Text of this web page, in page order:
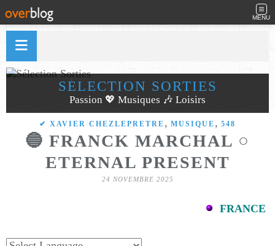
MENU
SÉLECTION SORTIES
Passion 💖 Musiques 🎶 Loisirs
✔ XAVIER CHEZLEPRETRE , MUSIQUE , 548
🔵 FRANCK MARCHAL ○
ETERNAL PRESENT
24 NOVEMBRE 2025
FRANCE